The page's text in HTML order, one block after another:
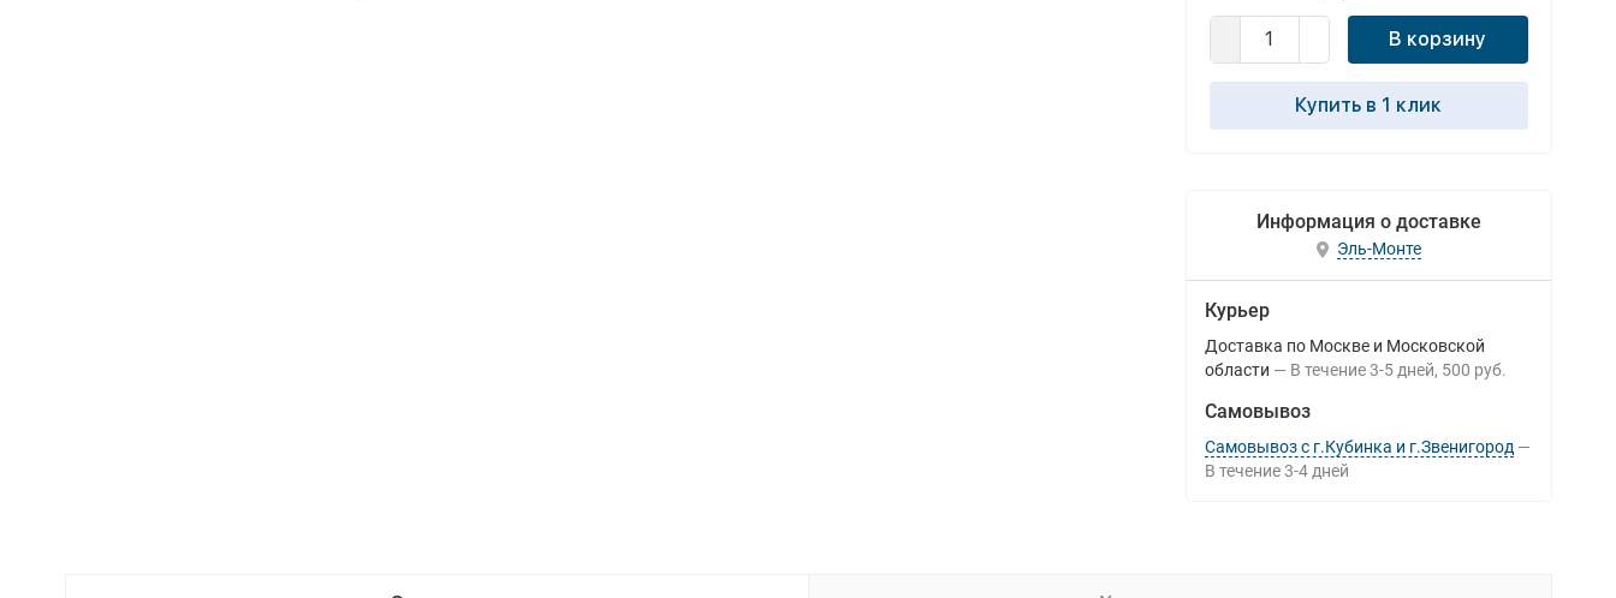
В корзину
Купить в 1 клик
Информация о доставке
Эль-Монте
Курьер
Доставка по Москве и Московской
области
В течение 3-5 дней 500 руб.
Самовывоз
Самовывоз с г.Кубинка и г.Звенигород
В течение 3-4 дней